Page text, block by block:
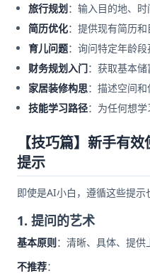
旅行规划 ：输入目的地、
简历优化：提供现有简历
育儿问题：询问特定年龄
财务规划入门：获取基本
家居装修构思：描述空间
技能学习路径：为任何想
【技巧篇】新手有
提示
即使是AI小白，遵循这些提示
1. 提问的艺术
基本原则 ：清晰、具体、提供
不推荐：